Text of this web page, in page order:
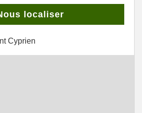
localiser
Cyprien